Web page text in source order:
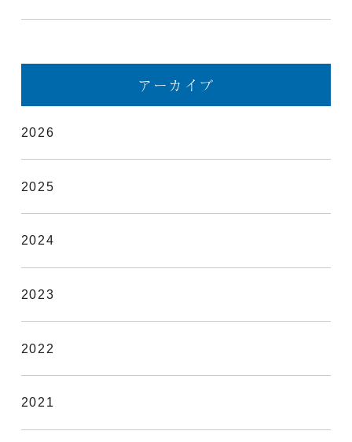
アーカイブ
2026
2025
2024
2023
2022
2021